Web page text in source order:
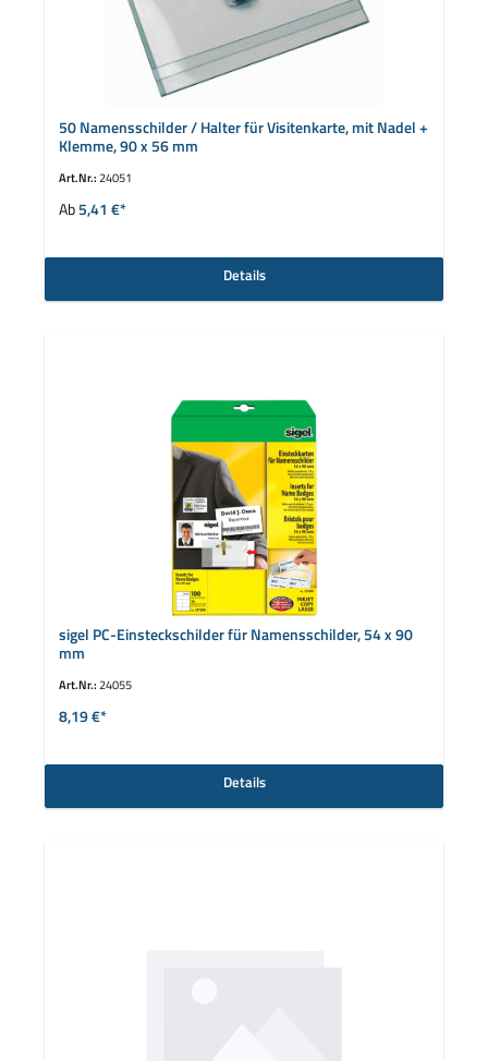
50 Namensschilder / Halter für Visitenkarte, mit Nadel +
Klemme, 90 x 56 mm
Art.Nr.:24051
Ab5,41 €*
Details
sigel PC-Einsteckschilder für Namensschilder, 54 x 90
mm
Art.Nr.:24055
8,19 €*
Details